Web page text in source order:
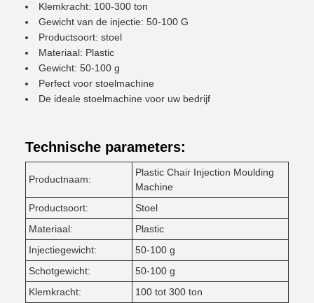
Klemkracht: 100-300 ton
Gewicht van de injectie: 50-100 G
Productsoort: stoel
Materiaal: Plastic
Gewicht: 50-100 g
Perfect voor stoelmachine
De ideale stoelmachine voor uw bedrijf
Technische parameters:
Productnaam:
Plastic Chair Injection Moulding
Machine
Productsoort:
Stoel
Materiaal:
Plastic
Injectiegewicht:
50-100 g
Schotgewicht:
50-100 g
Klemkracht:
100 tot 300 ton